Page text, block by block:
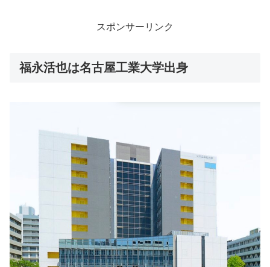
スポンサーリンク
福永活也は名古屋工業大学出身